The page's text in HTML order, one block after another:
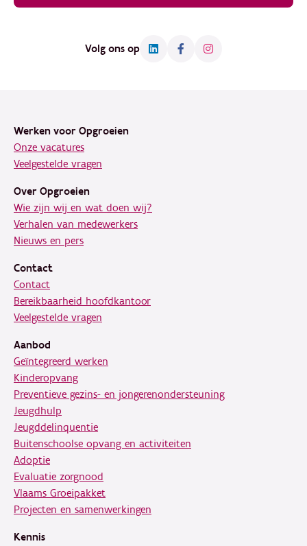
Volg ons op
Werken voor Opgroeien
Onze vacatures
Veelgestelde vragen
Over Opgroeien
Wie zijn wij en wat doen wij?
Verhalen van medewerkers
Nieuws en pers
Contact
Contact
Bereikbaarheid hoofdkantoor
Veelgestelde vragen
Aanbod
Geïntegreerd werken
Kinderopvang
Preventieve gezins- en jongerenondersteuning
Jeugdhulp
Jeugddelinquentie
Buitenschoolse opvang en activiteiten
Adoptie
Evaluatie zorgnood
Vlaams Groeipakket
Projecten en samenwerkingen
Kennis